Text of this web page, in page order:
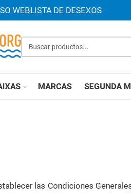
WEBLISTA DE DESEXOS
Buscar productos...
MARCAS SEGUNDA
las Condiciones